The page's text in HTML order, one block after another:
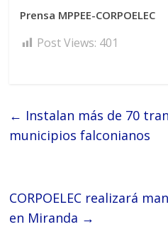
Prensa MPPEE-CORPOELEC
Post Views: 401
← Instalan más de 70
municipios falconianos
CORPOELEC realizará
en Miranda →